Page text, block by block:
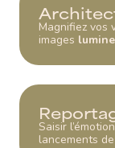
Magnifiez vos
images
Saisir
lancements